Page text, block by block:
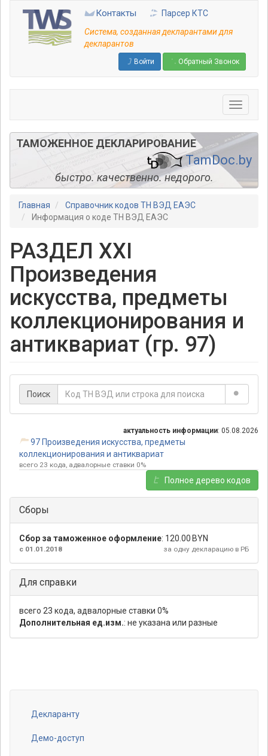
основному
содержанию
Контакты
Парсер КТС
Система, созданная декларантами для
декларантов
Войти Обратный Звонок
ТАМОЖЕННОЕ ДЕКЛАРИРОВАНИЕ
TamDoc.by
быстро. качественно. недорого.
Главная
Справочник кодов ТН ВЭД ЕАЭС
Информация о коде ТН ВЭД ЕАЭС
РАЗДЕЛ XXI
Произведения
искусства, предметы
коллекционирования и
антиквариат (гр. 97)
Поиск
актуальность информации: 05.08.2026
97 Произведения искусства, предметы
коллекционирования и антиквариат
всего 23 кода, адвалорные ставки 0%
Полное дерево кодов
Сборы
Сбор за таможенное оформление: 120.00 BYN
за одну декларацию в РБ
с 01.01.2018
Для справки
всего 23 кода, адвалорные ставки 0%
Дополнительная ед.изм.: не указана или разные
Footer
menu
Декларанту
Демо-доступ